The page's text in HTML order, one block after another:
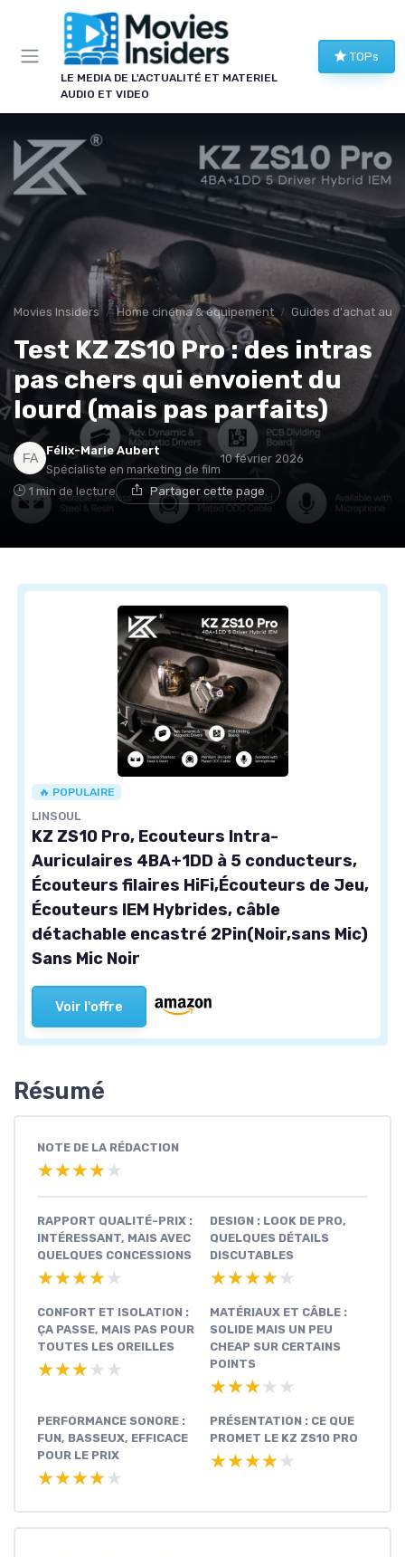
LE MEDIA DE L'ACTUALITÉ ET MATERIEL
AUDIO ET VIDEO
TOPs
Movies Insiders Home cinéma & équipement Guides d'achat
Test KZ ZS10 Pro : des intras
pas chers qui envoient du
lourd (mais pas parfaits)
Félix-Marie Aubert
Spécialiste en marketing de film
10 février 2026
1 min de lecture Partager cette page
🔥 POPULAIRE
LINSOUL
KZ ZS10 Pro, Ecouteurs Intra-
Auriculaires 4BA+1DD à 5 conducteurs,
Écouteurs filaires HiFi,Écouteurs de Jeu,
Écouteurs IEM Hybrides, câble
détachable encastré 2Pin(Noir,sans Mic)
Sans Mic Noir
Voir l'offre
Résumé
NOTE DE LA RÉDACTION
★★★★★
★★★★★
RAPPORT QUALITÉ-PRIX :
INTÉRESSANT, MAIS AVEC
QUELQUES CONCESSIONS
★★★★★
★★★★★
DESIGN : LOOK DE PRO,
QUELQUES DÉTAILS
DISCUTABLES
★★★★★
★★★★★
CONFORT ET ISOLATION :
ÇA PASSE, MAIS PAS POUR
TOUTES LES OREILLES
★★★★★
★★★★★
MATÉRIAUX ET CÂBLE :
SOLIDE MAIS UN PEU
CHEAP SUR CERTAINS
POINTS
★★★★★
★★★★★
PERFORMANCE SONORE :
FUN, BASSEUX, EFFICACE
POUR LE PRIX
★★★★★
★★★★★
PRÉSENTATION : CE QUE
PROMET LE KZ ZS10 PRO
★★★★★
★★★★★
Panneau de gestion des cookies